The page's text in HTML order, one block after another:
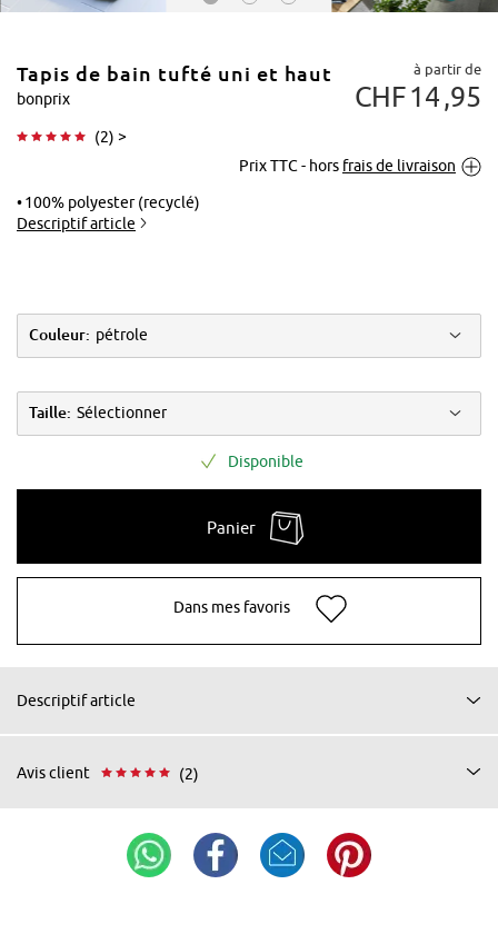
Tapoter pour
Tapis de bain tufté uni et haut
bonprix
(2) >
à partir de
CHF14 95
Prix TTC - hors frais de livraison
100% polyester (recyclé)
Descriptif article
Couleur: pétrole
Taille: Sélectionner
Disponible
Panier
Dans mes favoris
Descriptif article
Avis client (2)